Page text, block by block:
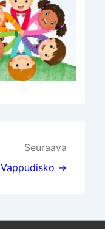
Seuraava
Vappudisko →